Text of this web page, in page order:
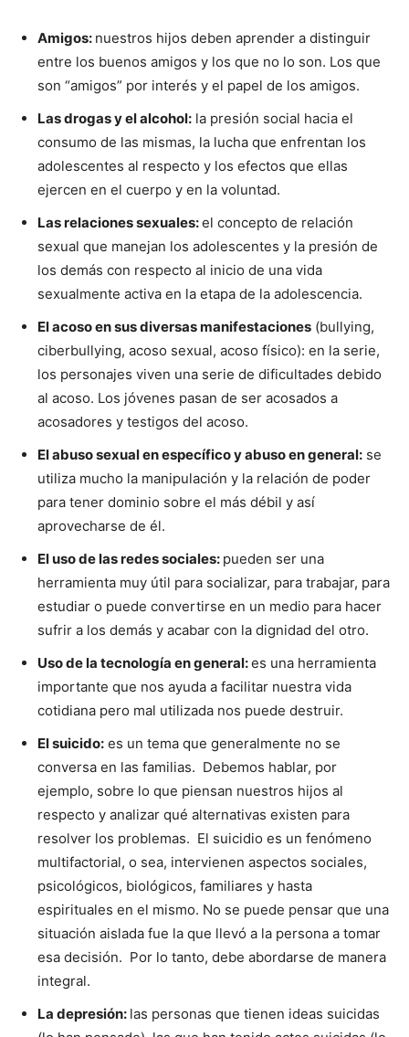
Amigos: nuestros hijos deben aprender a distinguir
entre los buenos amigos y los que no lo son. Los que
son “amigos” por interés y el papel de los amigos.
Las drogas y el alcohol: la presión social hacia el
consumo de las mismas, la lucha que enfrentan los
adolescentes al respecto y los efectos que ellas
ejercen en el cuerpo y en la voluntad.
Las relaciones sexuales:el concepto de relación
sexual que manejan los adolescentes y la presión de
los demás con respecto al inicio de una vida
sexualmente activa en la etapa de la adolescencia.
El acoso en sus diversas manifestaciones (bullying,
ciberbullying, acoso sexual, acoso físico): en la serie,
los personajes viven una serie de dificultades debido
al acoso. Los jóvenes pasan de ser acosados a
acosadores y testigos del acoso.
El abuso sexual en específico y abuso en general: se
utiliza mucho la manipulación y la relación de poder
para tener dominio sobre el más débil y así
aprovecharse de él.
El uso de las redes sociales: pueden ser una
herramienta muy útil para socializar, para trabajar, para
estudiar o puede convertirse en un medio para hacer
sufrir a los demás y acabar con la dignidad del otro.
Uso de la tecnología en general:es una herramienta
importante que nos ayuda a facilitar nuestra vida
cotidiana pero mal utilizada nos puede destruir.
El suicido: es un tema que generalmente no se
conversa en las familias. Debemos hablar, por
ejemplo, sobre lo que piensan nuestros hijos al
respecto y analizar qué alternativas existen para
resolver los problemas. El suicidio es un fenómeno
multifactorial, o sea, intervienen aspectos sociales,
psicológicos, biológicos, familiares y hasta
espirituales en el mismo. No se puede pensar que una
situación aislada fue la que llevó a la persona a tomar
esa decisión. Por lo tanto, debe abordarse de manera
integral.
La depresión: las personas que tienen ideas suicidas